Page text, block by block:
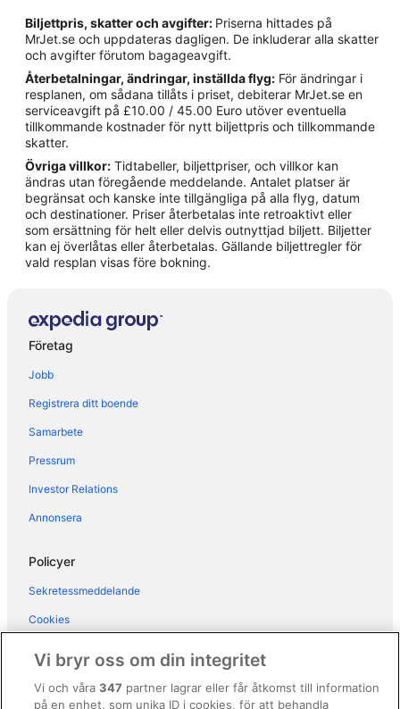
Hotell i Cerro
Hotell i Como
Hotell i Ferno
Hotell i Gallarate
Hotell i Golasecca
Hotell i Ispra
Hotell i Lavena Ponte Tresa
Hotell i Laveno Mombello
Hotell i Luino
Hotell i Malnate
Hotell i Moltrasio
Hotell i Montano Lucino
Hotell i Mozzate
Hotell i Olgiate Comasco
Hotell i Poppino
Hotell i Santa Maria del Monte
Hotell i Somma Lombardo
Hotell i Torno
Hotell i Vertemate con Minoprio
Hotell i Villa Guardia
Hotell i Varese Centro
Biljettpris, skatter och avgifter: Priserna hittades på
MrJet.se och uppdateras dagligen. De inkluderar alla skatter
och avgifter förutom bagageavgift.
Återbetalningar, ändringar, inställda flyg: För ändringar i
resplanen, om sådana tillåts i priset, debiterar MrJet.se en
serviceavgift på £10.00 / 45.00 Euro utöver eventuella
tillkommande kostnader för nytt biljettpris och tillkommande
skatter.
Övriga villkor: Tidtabeller, biljettpriser, och villkor kan
ändras utan föregående meddelande. Antalet platser är
begränsat och kanske inte tillgängliga på alla flyg, datum
och destinationer. Priser återbetalas inte retroaktivt eller
som ersättning för helt eller delvis outnyttjad biljett. Biljetter
kan ej överlåtas eller återbetalas. Gällande biljettregler för
vald resplan visas före bokning.
Företag
Jobb
Registrera ditt boende
Samarbete
Pressrum
Investor Relations
Annonsera
Policyer
Sekretessmeddelande
Cookies
Regler och villkor för Vrbo
Vi bryr oss om din integritet
Vi och våra347 partner lagrar eller får åtkomst till information
på en enhet, som unika ID i cookies, för att behandla